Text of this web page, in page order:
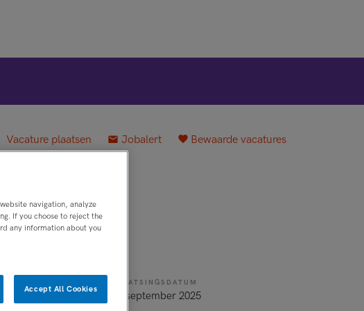
Vacature plaatsen Jobalert Bewaarde vacatures
met uitzicht op vast
PLAATSINGSDATUM
12 september 2025
navigation, analyze
If you choose to reject the
any information about you
Accept All Cookies